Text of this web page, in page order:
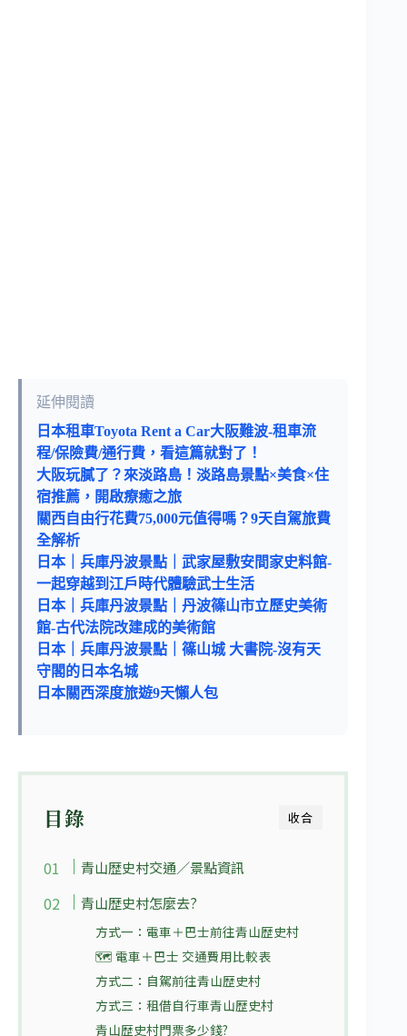
延伸閱讀
日本租車Toyota Rent a Car大阪難波-租車流
程/保險費/通行費，看這篇就對了！
大阪玩膩了？來淡路島！淡路島景點×美食×住
宿推薦，開啟療癒之旅
關西自由行花費75,000元值得嗎？9天自駕旅費
全解析
日本｜兵庫丹波景點｜武家屋敷安間家史料館-
一起穿越到江戶時代體驗武士生活
日本｜兵庫丹波景點｜丹波篠山市立歷史美術
館-古代法院改建成的美術館
日本｜兵庫丹波景點｜篠山城 大書院-沒有天
守閣的日本名城
日本關西深度旅遊9天懶人包
收合
目錄
青山歴史村交通／景點資訊
青山歴史村怎麼去?
方式一：電車＋巴士前往青山歴史村
🗺 電車＋巴士 交通費用比較表
方式二：自駕前往青山歴史村
方式三：租借自行車青山歴史村
青山歴史村門票多少錢?